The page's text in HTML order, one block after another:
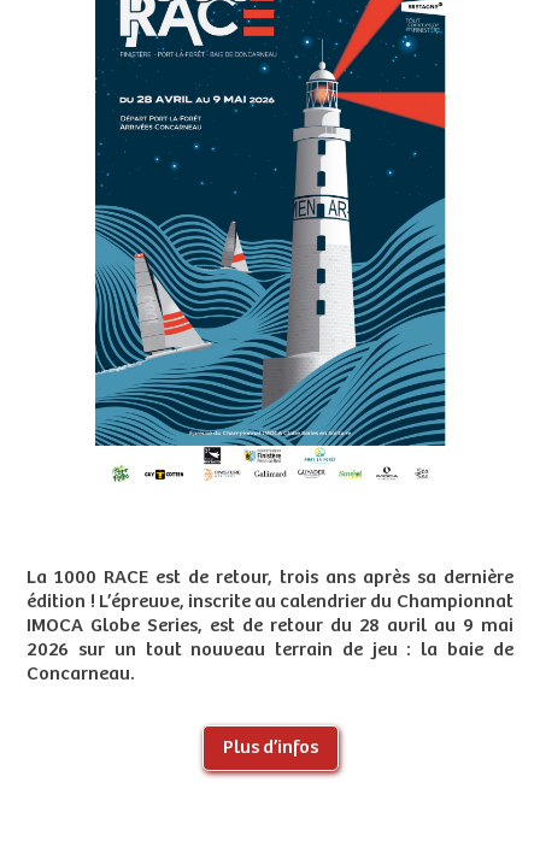
La 1000 RACE est de retour, trois ans après sa dernière
édition ! L’épreuve, inscrite au calendrier du Championnat
IMOCA Globe Series, est de retour du 28 avril au 9 mai
2026 sur un tout nouveau terrain de jeu : la baie de
Concarneau.
Plus d’infos